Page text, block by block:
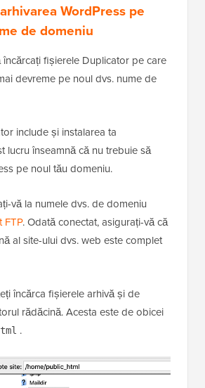
WordPress pe
de domeniu
încărcați fișierele Duplicator pe care
devreme pe noul dvs. nume de
include și instalarea ta
lucru înseamnă că nu trebuie să
pe noul tău domeniu.
vă la numele dvs. de domeniu
FTP. Odată conectat, asigurați-vă că
al site-ului dvs. web este complet
încărca fișierele arhivă și de
rădăcină. Acesta este de obicei
.